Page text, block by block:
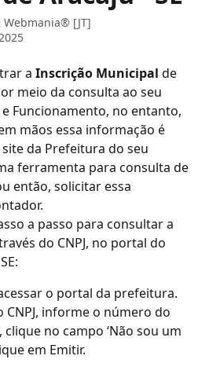
Webmania® [JT]
a Inscrição Municipal de
meio da consulta ao seu
Funcionamento, no entanto,
mãos essa informação é
da Prefeitura do seu
ferramenta para consulta de
então, solicitar essa
a passo para consultar a
do CNPJ, no portal do
o portal da prefeitura.
CNPJ, informe o número do
clique no campo ‘Não sou um
em Emitir.